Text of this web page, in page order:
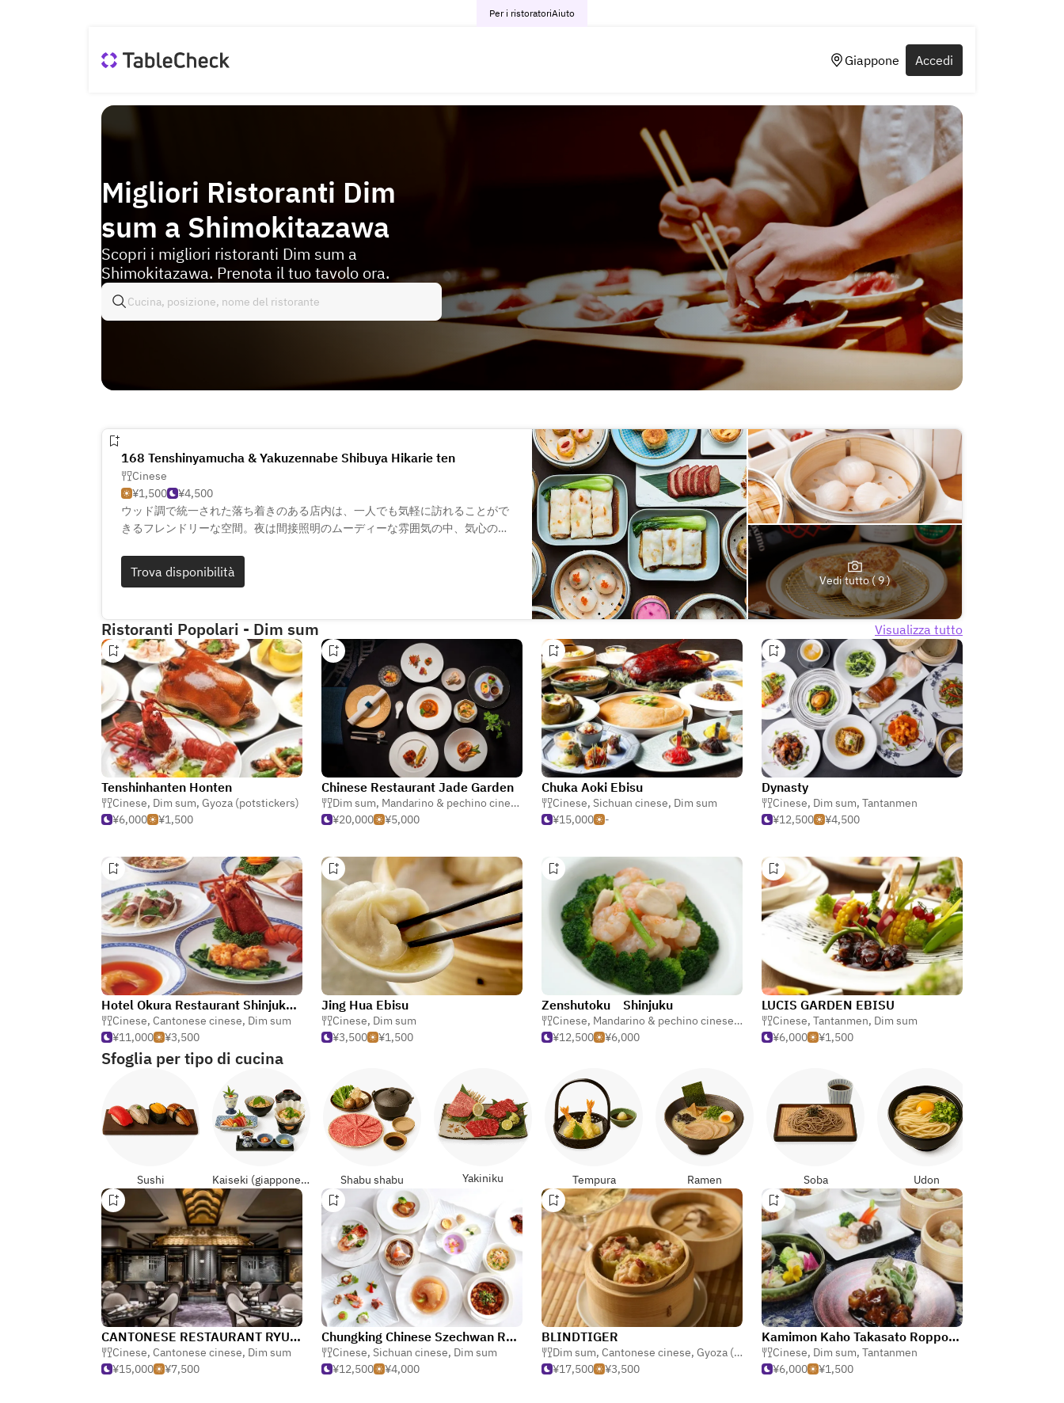
Per i ristoratoriAiuto
Giappone Accedi
Migliori Ristoranti Dim
sum a Shimokitazawa
Scopri i migliori ristoranti Dim sum a
Shimokitazawa. Prenota il tuo tavolo ora.
168 Tenshinyamucha & Yakuzennabe Shibuya Hikarie ten
Cinese
¥1,500
¥4,500
ウッド調で統一された落ち着きのある店内は、一人でも気軽に訪れることがで
きるフレンドリーな空間。夜は間接照明のムーディーな雰囲気の中、気心の知
ガニックの食材を使った本格的な点心をお楽しみいただけます。世界各国のワ
インや生絞りのオリジナルカクテルもございますので、お料理と一緒にご堪能
Trova disponibilità
Vedi tutto ( 9 )
Ristoranti Popolari - Dim sum Visualizza tutto
Tenshinhanten Honten
Cinese, Dim sum, Gyoza (potstickers)
¥6,000
¥1,500
Chinese Restaurant Jade Garden
Dim sum, Mandarino & pechino cinese
Shanghai cinese
¥20,000
¥5,000
Chuka Aoki Ebisu
Cinese, Sichuan cinese, Dim sum
¥15,000
-
Dynasty
Cinese, Dim sum, Tantanmen
¥12,500
¥4,500
Hotel Okura Restaurant Shinjuku Chinese Cuisine Touri
Cinese, Cantonese cinese, Dim sum
¥11,000
¥3,500
Jing Hua Ebisu
Cinese, Dim sum
¥3,500
¥1,500
Zenshutoku Shinjuku
Cinese, Mandarino & pechino cinese,Dim sum
¥12,500
¥6,000
LUCIS GARDEN EBISU
Cinese, Tantanmen, Dim sum
¥6,000
¥1,500
Sfoglia per tipo di cucina
Sushi Kaiseki (giapponese formali) Shabu shabu Yakiniku Tempura Ramen Soba Udon
CANTONESE RESTAURANT RYUTENMON / The Westin Tokyo
Cinese, Cantonese cinese, Dim sum
¥15,000
¥7,500
Chungking Chinese Szechwan Restaurant Azabu Pavilion
Cinese, Sichuan cinese, Dim sum
¥12,500
¥4,000
BLINDTIGER
Dim sum, Cantonese cinese, Gyoza (potstickers)
¥17,500
¥3,500
Kamimon Kaho Takasato Roppongi store
Cinese, Dim sum, Tantanmen
¥6,000
¥1,500